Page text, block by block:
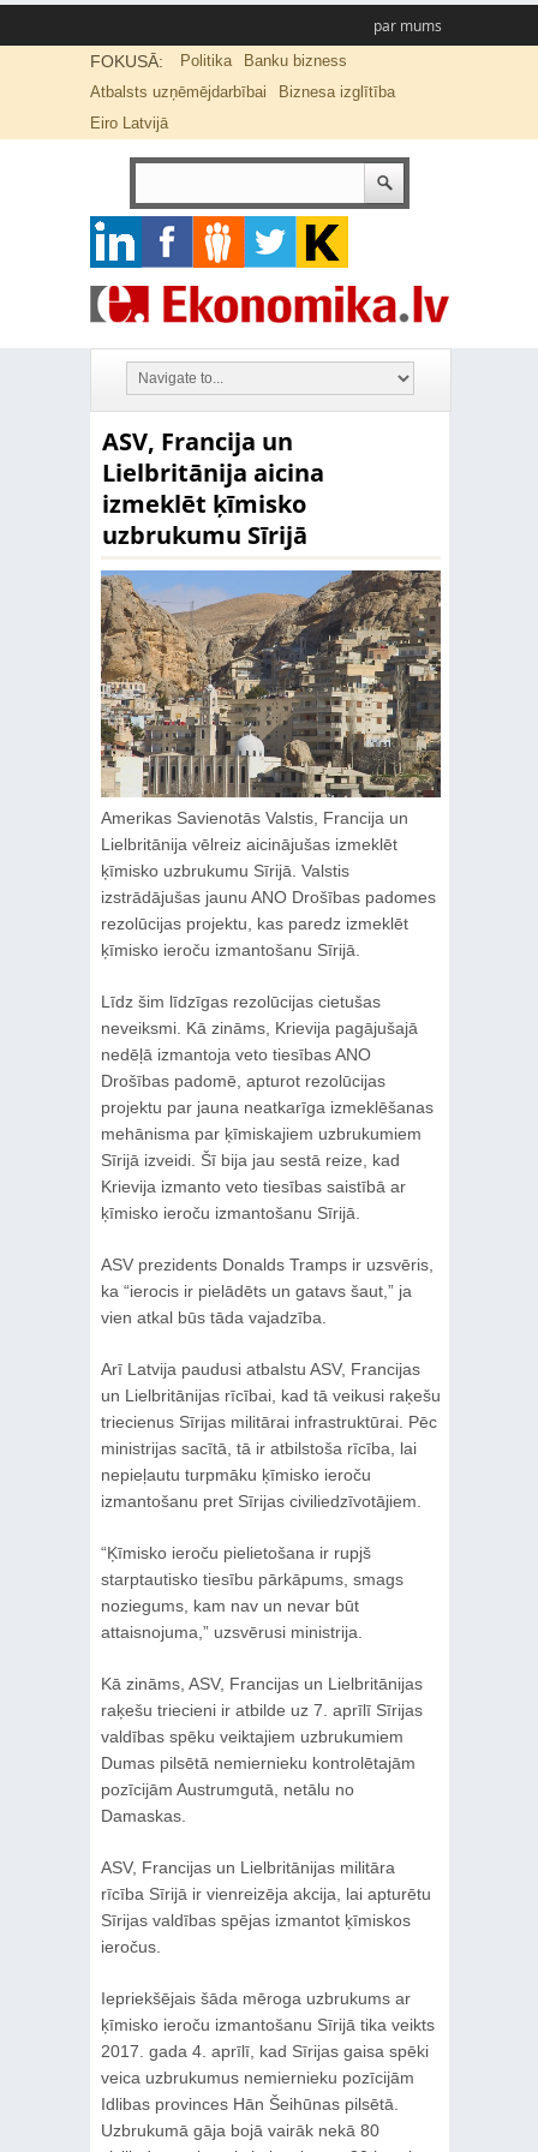
par mums
FOKUSĀ: Politika
Banku bizness
Atbalsts uzņēmējdarbībai
Biznesa izglītība
Eiro Latvijā
ASV, Francija un
Lielbritānija aicina
izmeklēt ķīmisko
uzbrukumu Sīrijā
Amerikas Savienotās Valstis, Francija un
Lielbritānija vēlreiz aicinājušas izmeklēt
ķīmisko uzbrukumu Sīrijā. Valstis
izstrādājušas jaunu ANO Drošības padomes
rezolūcijas projektu, kas paredz izmeklēt
ķīmisko ieroču izmantošanu Sīrijā.
Līdz šim līdzīgas rezolūcijas cietušas
neveiksmi. Kā zināms, Krievija pagājušajā
nedēļā izmantoja veto tiesības ANO
Drošības padomē, apturot rezolūcijas
projektu par jauna neatkarīga izmeklēšanas
mehānisma par ķīmiskajiem uzbrukumiem
Sīrijā izveidi. Šī bija jau sestā reize, kad
Krievija izmanto veto tiesības saistībā ar
ķīmisko ieroču izmantošanu Sīrijā.
ASV prezidents Donalds Tramps ir uzsvēris,
ka “ierocis ir pielādēts un gatavs šaut,” ja
vien atkal būs tāda vajadzība.
Arī Latvija paudusi atbalstu ASV, Francijas
un Lielbritānijas rīcībai, kad tā veikusi raķešu
triecienus Sīrijas militārai infrastruktūrai. Pēc
ministrijas sacītā, tā ir atbilstoša rīcība, lai
nepieļautu turpmāku ķīmisko ieroču
izmantošanu pret Sīrijas civiliedzīvotājiem.
“Ķīmisko ieroču pielietošana ir rupjš
starptautisko tiesību pārkāpums, smags
noziegums, kam nav un nevar būt
attaisnojuma,” uzsvērusi ministrija.
Kā zināms, ASV, Francijas un Lielbritānijas
raķešu triecieni ir atbilde uz 7. aprīlī Sīrijas
valdības spēku veiktajiem uzbrukumiem
Dumas pilsētā nemiernieku kontrolētajām
pozīcijām Austrumgutā, netālu no
Damaskas.
ASV, Francijas un Lielbritānijas militāra
rīcība Sīrijā ir vienreizēja akcija, lai apturētu
Sīrijas valdības spējas izmantot ķīmiskos
ieročus.
Iepriekšējais šāda mēroga uzbrukums ar
ķīmisko ieroču izmantošanu Sīrijā tika veikts
2017. gada 4. aprīlī, kad Sīrijas gaisa spēki
veica uzbrukumus nemiernieku pozīcijām
Idlibas provinces Hān Šeihūnas pilsētā.
Uzbrukumā gāja bojā vairāk nekā 80